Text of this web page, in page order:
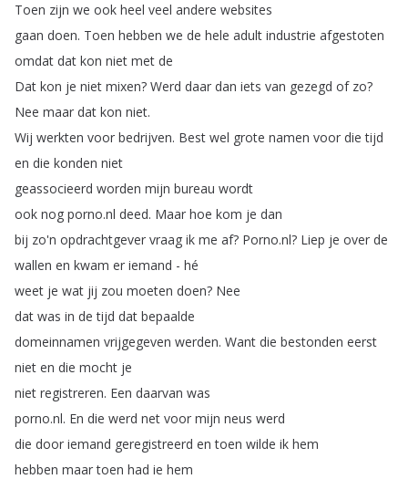
Toen zijn we ook heel veel andere websites
gaan doen. Toen hebben we de hele adult industrie afgestoten
omdat dat kon niet met de
Dat kon je niet mixen? Werd daar dan iets van gezegd of zo?
Nee maar dat kon niet.
Wij werkten voor bedrijven. Best wel grote namen voor die tijd
en die konden niet
geassocieerd worden mijn bureau wordt
ook nog porno.nl deed. Maar hoe kom je dan
bij zo'n opdrachtgever vraag ik me af? Porno.nl? Liep je over de
wallen en kwam er iemand - hé
weet je wat jij zou moeten doen? Nee
dat was in de tijd dat bepaalde
domeinnamen vrijgegeven werden. Want die bestonden eerst
niet en die mocht je
niet registreren. Een daarvan was
porno.nl. En die werd net voor mijn neus werd
die door iemand geregistreerd en toen wilde ik hem
hebben maar toen had ie hem